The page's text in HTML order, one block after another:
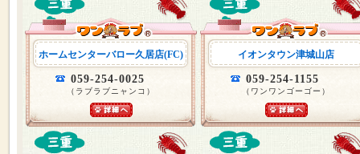
ホームセンターバロー久居店(FC)
059-254-0025
（ラブラブニャンコ）
イオンタウン津城山店
059-254-1155
（ワンワンゴーゴー）